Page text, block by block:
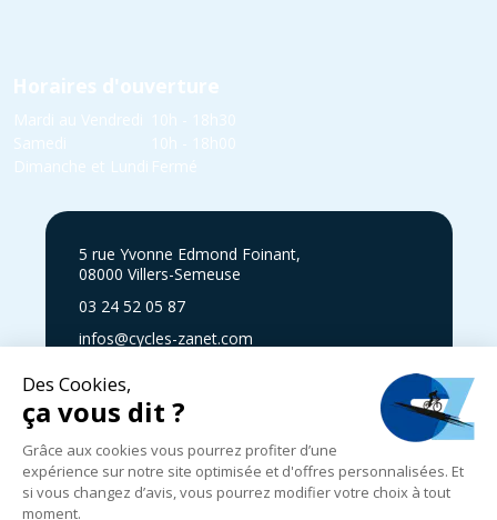
Horaires d'ouverture
Mardi au Vendredi
10h - 18h30
Samedi
10h - 18h00
Dimanche et Lundi Fermé
5 rue Yvonne Edmond Foinant,
08000 Villers-Semeuse
03 24 52 05 87
infos@cycles-zanet.com
Suivez nous sur Facebook !
Mentions légales | Politique de confidentialité
Expédition, livraison
et retours |CGV|© 2024-2025 Cycles Zanet
Graphik Impact